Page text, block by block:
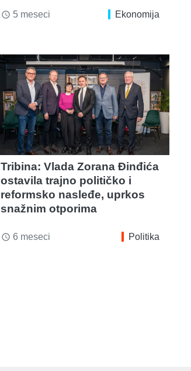
access_time 5 meseci Ekonomija
Tribina: Vlada Zorana Đinđića
ostavila trajno političko i
reformsko nasleđe, uprkos
snažnim otporima
access_time 6 meseci Politika